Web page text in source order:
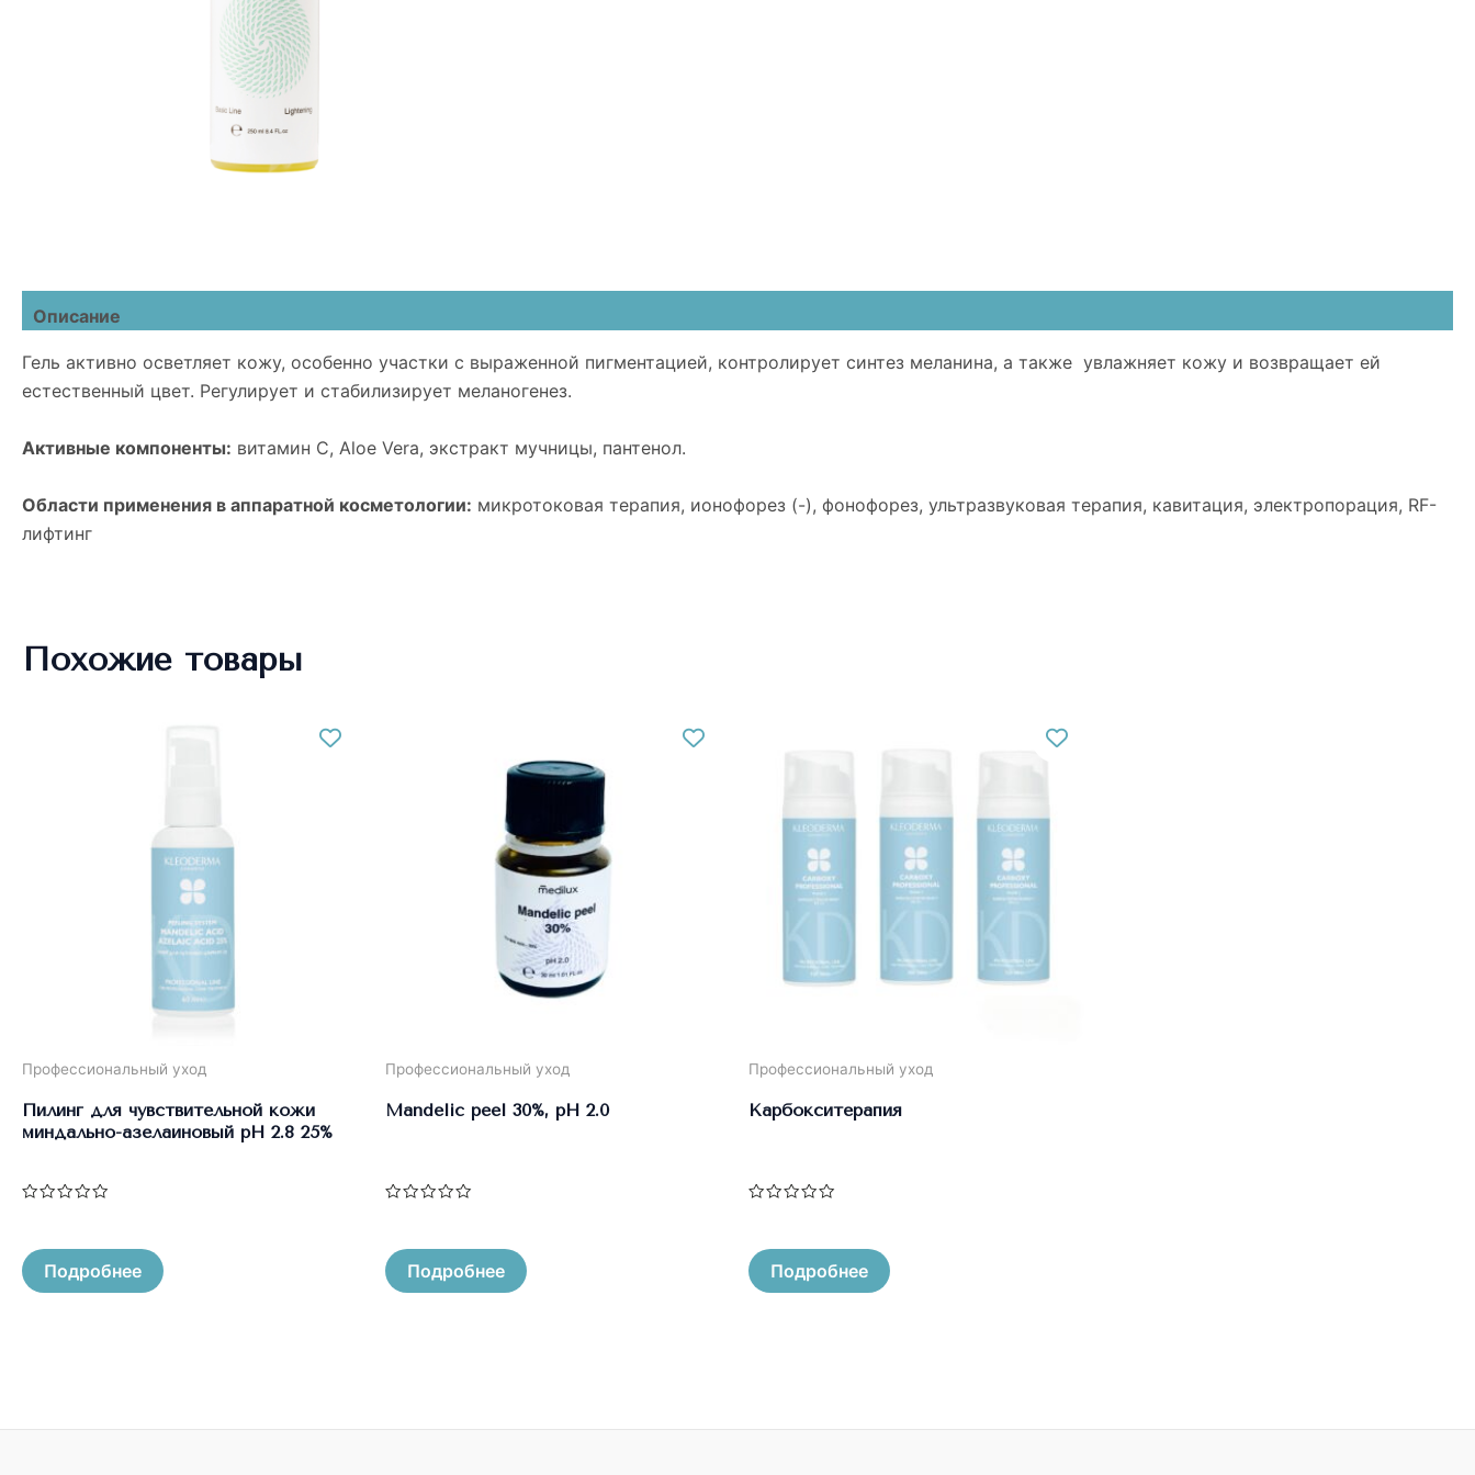
Описание
Гель активно осветляет кожу, особенно участки с выраженной пигментацией, контролирует синтез меланина, а также увлажняет кожу и возвращает ей
естественный цвет. Регулирует и стабилизирует меланогенез.
Активные компоненты: витамин С, Aloe Vera, экстракт мучницы, пантенол.
Области применения в аппаратной косметологии: микротоковая терапия, ионофорез (-), фонофорез, ультразвуковая терапия, кавитация, электропорация, RF-
лифтинг
Похожие товары
Профессиональный уход
Пилинг для чувствительной кожи
миндально-азелаиновый pH 2.8 25%
5
Подробнее
Профессиональный уход
Mandelic peel 30%, pH 2.0
5
Подробнее
Профессиональный уход
Карбокситерапия
5
Подробнее